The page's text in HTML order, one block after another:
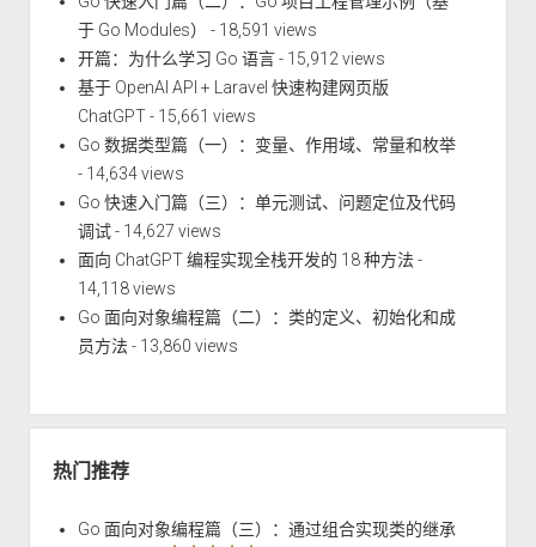
于 Go Modules）
- 18,591 views
开篇：为什么学习 Go 语言- 15,912 views
基于 OpenAI API + Laravel 快速构建网页版
ChatGPT- 15,661 views
Go 数据类型篇（一）：变量、作用域、常量和枚举
- 14,634 views
Go 快速入门篇（三）：单元测试、问题定位及代码
调试- 14,627 views
面向 ChatGPT 编程实现全栈开发的 18 种方法-
14,118 views
Go 面向对象编程篇（二）：类的定义、初始化和成
员方法- 13,860 views
热门推荐
Go 面向对象编程篇（三）：通过组合实现类的继承